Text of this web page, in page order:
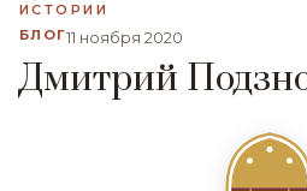
ИСТОРИИ
БЛОГ11 ноября 2020
Дмитрий